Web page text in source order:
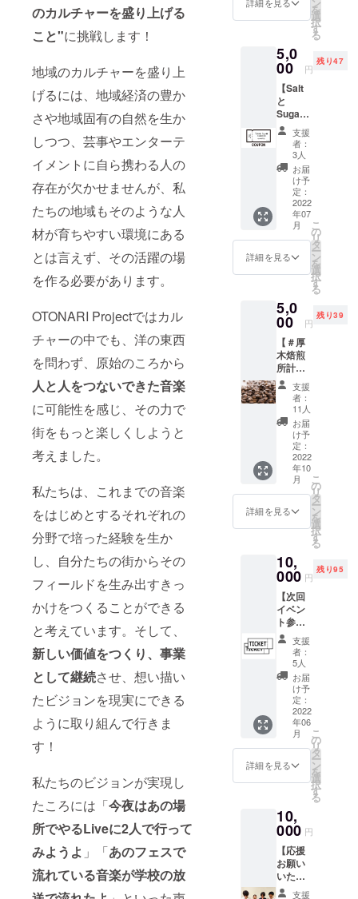
のカルチャーを盛り上げる
こと"に挑戦します！
地域のカルチャーを盛り上
げるには、地域経済の豊か
さや地域固有の自然を生か
しつつ、芸事やエンターテ
イメントに自ら携わる人の
存在が欠かせませんが、私
たちの地域もそのような人
材が育ちやすい環境にある
とは言えず、その活躍の場
を作る必要があります。
OTONARI Projectではカル
チャーの中でも、洋の東西
を問わず、原始のころから
人と人をつないできた音楽
に可能性を感じ、その力で
街をもっと楽しくしようと
考えました。
私たちは、これまでの音楽
をはじめとするそれぞれの
分野で培った経験を生か
し、自分たちの街からその
フィールドを生み出すきっ
かけをつくることができる
と考えています。そして、
新しい価値をつくり、事業
として継続させ、想い描い
たビジョンを現実にできる
ように取り組んで行きま
す！
私たちのビジョンが実現し
たころには「今夜はあの場
所でやるLiveに2人で行って
みようよ 」「あのフェスで
流れている音楽が学校の放
用しま
す）
載を希
望され
るお名
前をご
記入く
ださい
側や未
公開映
部収
録。
OTONA
RI
project
立ち上
げに関
わって
くだ
さった
記念に
形とし
て残る
DVD-R
を作成
しま
す。 白
的なも
のには
なりま
すがお
礼メー
ルを添
えてお
送りい
たしま
す。 好
きな時
に流し
て聞い
たり、
観たり
してお
楽しみ
メール
・オフ
ト写真
（デー
タ） ・
OTONA
Project
DVD-
R（試聴
版） ※
個人で
お楽し
みいた
めに作
成する
用利用
はお控
えくだ
さい
※DVD-
R作品の
転売・
を
選
択
す
る
5,0
00 円
残り47
【Salt
と
Sugar
で使え
る共通
金券
4000円
枚）】
神奈川
県内に
美容室
のSalt
は4店
舗、ア
イラッ
ロンの
sugarは
6店舗あ
りま
す。
OTONA
RIエリ
アにお
住まい
の方々
の美容
や日ご
ろのケ
アにお
使いい
ただけ
ます。
と
Sugar
で使え
る共通
金券
4000円
（1枚）
※現金払
い戻
し、お
釣りは
出ませ
ん ※1人
様2枚ま
での購
入とさ
せてい
限2022
年12月
支援
者：
3人
お届
け予
定：
2022
年07
月
詳細を見る
こ
の
リ
タ
ー
ン
を
選
択
す
る
5,0
00 円
残り39
【＃厚
木焙煎
所計画
OTONA
RI ブレ
ンド200
ｇ】
OTONA
RIエリ
アの厚
木市で
新規に
開業す
る「＃
厚木焙
煎所計
酒井涼
旦郎さ
んが
「OTO
NARI ブ
レン
ド」を
焙煎し
ます。
ぜひ音
楽とと
もにお
いしい
珈琲を
お楽し
みくだ
さい。
OTONA
RI ブレ
ンド200
ｇ ※珈
琲につ
いて ・
名称：
支援
者：
11人
お届
け予
定：
2022
年10
月
詳細を見る
こ
の
リ
タ
ー
ン
を
選
択
す
る
10,
000 円
残り95
【次回
イベン
ト参加
チケッ
ト（1名
分）】
2022年
10月22
（土）
に神奈
川県央
の某所
で開催
予定の
シーク
イベン
トへ1名
をご招
待しま
す。 ・
お礼
メール
支援
者：
5人
お届
け予
定：
2022
年06
月
詳細を見る
こ
の
リ
タ
ー
ン
を
選
択
す
る
10,
000 円
【応援
お願い
いたし
ます】
支援